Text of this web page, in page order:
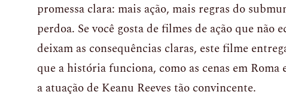
promessa clara: mais ação, mais regras do
perdoa. Se você gosta de filmes de ação que não
deixam as consequências claras, este filme
que a história funciona, como as cenas em
a atuação de Keanu Reeves tão convincente.